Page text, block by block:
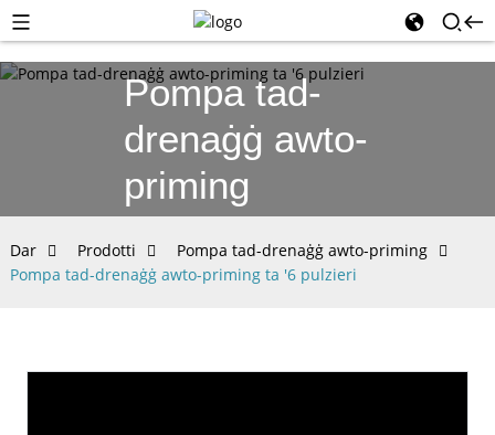
Pompa tad-
drenaġġ awto-
priming
Dar Prodotti
Pompa tad-drenaġġ awto-priming
Pompa tad-drenaġġ awto-priming ta '6 pulzieri